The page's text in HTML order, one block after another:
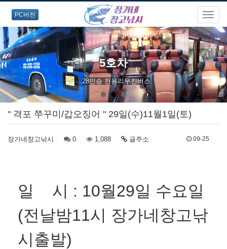
PC버전
5호차
28인승 전용리무진버스
" 격포 쭈꾸미/갑오징어 " 29일(수)11월1일(토)
장가네창고낚시 0 1,088 글주소 09-25
일 시 : 10월29일 수요일
(전날밤11시 장가네창고낚
시출발)